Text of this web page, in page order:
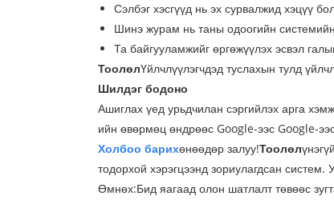
Сэлбэг хэсгүүд нь эх сурвалжид хэцүү
Шинэ журам нь таны одоогийн
Та байгууламжийг өргөжүүлэх эсвэл
ТоолөлҮйлчлүүлэгчдэд туслахын тулд
Шилдэг бодоно
Ашиглах үед урьдчилан сэргийлэх арга
ийн өвөрмөц өндрөөс Google-ээс Google-
Холбоо барихөнөөдөр залуу!Тоолөл
тодорхой хэрэгцээнд зориулагдсан
Өмнөх:Бид яагаад олон шатлалт төвөөс